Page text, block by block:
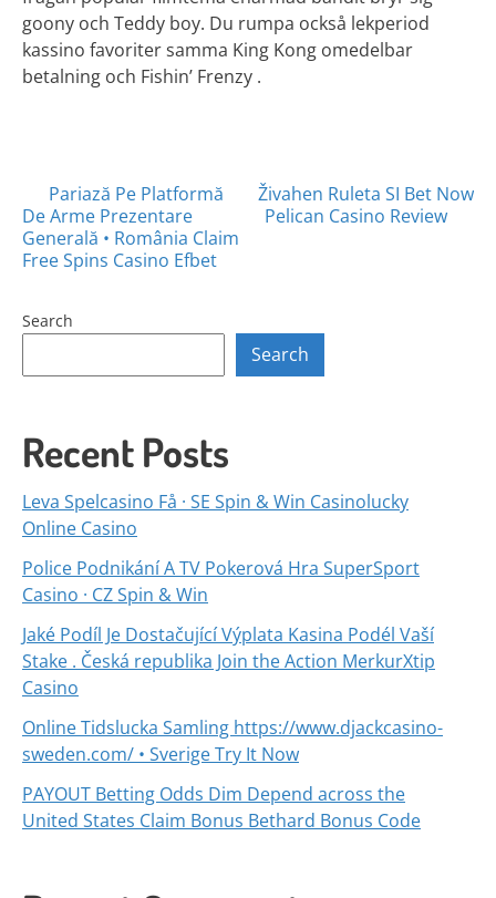
goony och Teddy boy. Du rumpa också lekperiod
kassino favoriter samma King Kong omedelbar
betalning och Fishin’ Frenzy .
Posts
navigation
Pariază Pe Platformă
De Arme Prezentare
Generală • România Claim
Free Spins Casino Efbet
Živahen Ruleta SI Bet Now
Pelican Casino Review
Search
Search
Recent Posts
Leva Spelcasino Få · SE Spin & Win Casinolucky
Online Casino
Police Podnikání A TV Pokerová Hra SuperSport
Casino · CZ Spin & Win
Jaké Podíl Je Dostačující Výplata Kasina Podél Vaší
Stake . Česká republika Join the Action MerkurXtip
Casino
Online Tidslucka Samling https://www.djackcasino-
sweden.com/ • Sverige Try It Now
PAYOUT Betting Odds Dim Depend across the
United States Claim Bonus Bethard Bonus Code